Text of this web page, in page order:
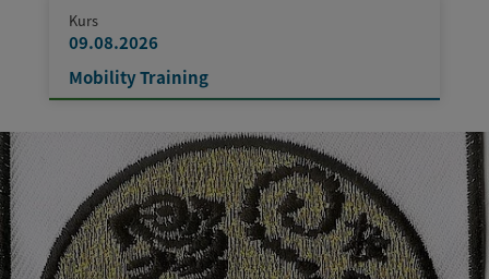
Kurs
09.08.2026
Mobility Training